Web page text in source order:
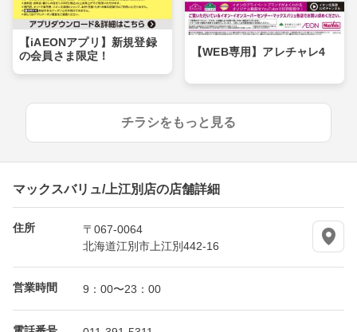
【iAEONアプリ】新規登録
の会員さま限定！
【WEB専用】アレチャレ4
チラシをもっと見る
マックスバリュ/上江別店の店舗詳細
住所
〒067-0064
北海道江別市上江別442-16
営業時間 9：00〜23：00
電話番号